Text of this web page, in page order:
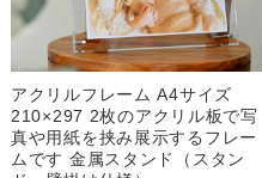
アクリルフレーム A4サイズ
210×297 2枚のアクリル板で写
真や用紙を挟み展示するフレー
ムです 金属スタンド（スタン